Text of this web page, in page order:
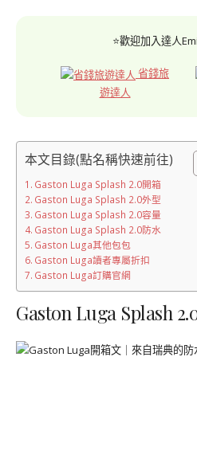
⭐歡迎加入達人
省錢旅
遊達人
本文目錄(點名稱快速前往)
Gaston Luga Splash 2.0開箱
Gaston Luga Splash 2.0外型
Gaston Luga Splash 2.0容量
Gaston Luga Splash 2.0防水
Gaston Luga其他包包
Gaston Luga讀者專屬折扣
Gaston Luga訂購官網
Gaston Luga Splash